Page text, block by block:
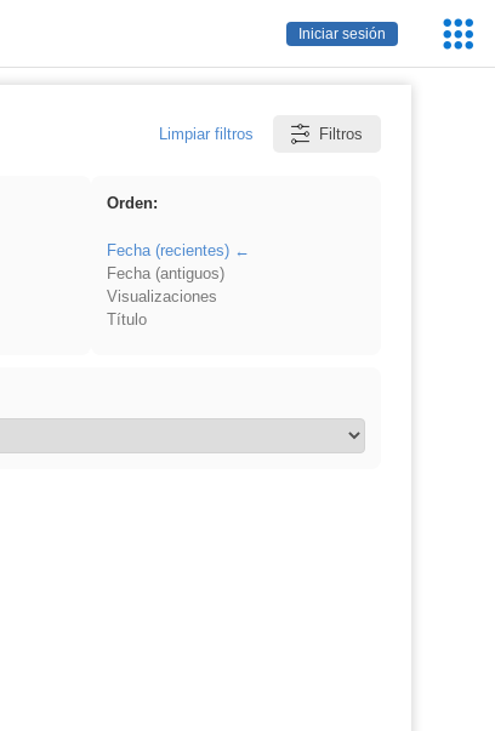
Iniciar sesión
Limpiar filtros Filtros
Orden:
Fecha (recientes)
Fecha (antiguos)
Visualizaciones
Título